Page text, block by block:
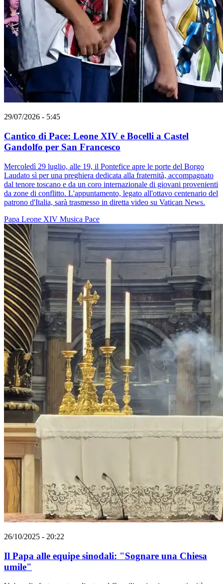
29/07/2026 - 5:45
Cantico di Pace: Leone XIV e Bocelli a Castel
Gandolfo per San Francesco
Mercoledì 29 luglio, alle 19, il Pontefice apre le porte del Borgo
Laudato sì per una preghiera dedicata alla fraternità, accompagnato
dal tenore toscano e da un coro internazionale di giovani provenienti
da zone di conflitto. L'appuntamento, legato all'ottavo centenario del
patrono d'Italia, sarà trasmesso in diretta video su Vatican News.
Papa Leone XIV Musica Pace
26/10/2025 - 20:22
Il Papa alle equipe sinodali: "Sognare una Chiesa
umile"